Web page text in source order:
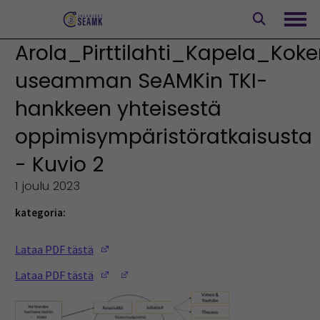
useamman SeAMKin TKI-
hankkeen yhteisestä
oppimisympäristöratkaisusta
- Kuvio 2
1 joulu 2023
kategoria:
Lataa PDF tästä
Lataa PDF tästä
(Opens in a new window)